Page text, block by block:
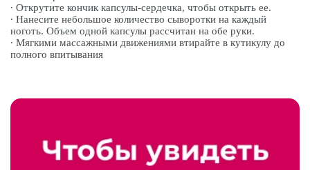
∙ Открутите кончик капсулы-сердечка, чтобы открыть ее.
∙ Нанесите небольшое количество сыворотки на каждый
ноготь. Объем одной капсулы рассчитан на обе руки.
∙ Мягкими массажными движениями втирайте в кутикулу до
полного впитывания